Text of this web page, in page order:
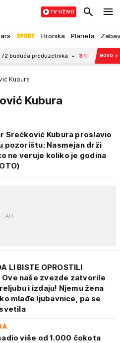
Hronika Planeta
TV UŽIVO
preduzetnika 3:00 STIŽE NOVAC
NOVO →
Kubura
Kubura
Srećković Kubura proslavio
pozorištu: Nasmejan drži
ne veruje koliko je godina
LI BISTE OPROSTILI
Ove naše zvezde zatvorile
i izdaju! Njemu žena
mlađe ljubavnice, pa se
više od 1.000 čokota